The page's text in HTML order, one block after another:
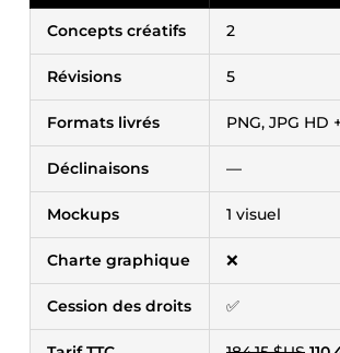
Concepts créatifs 2
Révisions 5
Formats livrés PNG, JPG HD
Déclinaisons —
Mockups 1 visuel
Charte graphique ❌
Cession des droits ✅